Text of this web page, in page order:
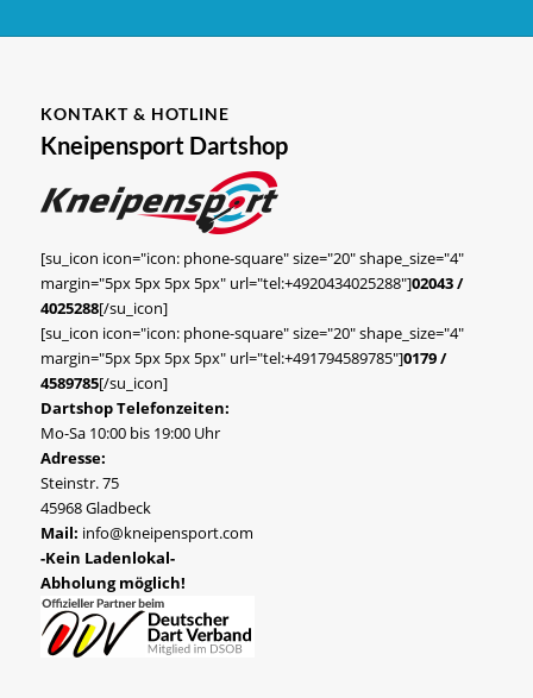
KONTAKT & HOTLINE
Kneipensport Dartshop
[su_icon icon="icon: phone-square" size="20" shape_size="4"
margin="5px 5px 5px 5px" url="tel:+4920434025288"]02043 /
4025288[/su_icon]
[su_icon icon="icon: phone-square" size="20" shape_size="4"
margin="5px 5px 5px 5px" url="tel:+491794589785"]0179 /
4589785[/su_icon]
Dartshop Telefonzeiten:
Mo-Sa 10:00 bis 19:00 Uhr
Adresse:
Steinstr. 75
45968 Gladbeck
Mail: info@kneipensport.com
-Kein Ladenlokal-
Abholung möglich!